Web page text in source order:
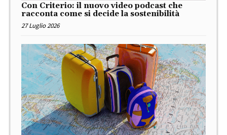
Con Criterio: il nuovo video podcast che
racconta come si decide la sostenibilità
27 Luglio 2026